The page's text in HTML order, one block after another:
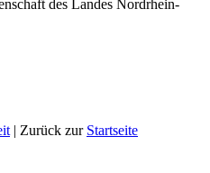
des Landes Nordrhein-
| Zurück zur Startseite